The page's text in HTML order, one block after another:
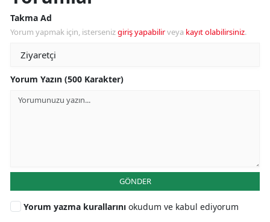
Takma Ad
Yorum yapmak için, istersenizgiriş yapabilirveya kayıt olabilirsiniz.
Yorum Yazın (500 Karakter)
GÖNDER
Yorum yazma kurallarını okudum ve kabul ediyorum